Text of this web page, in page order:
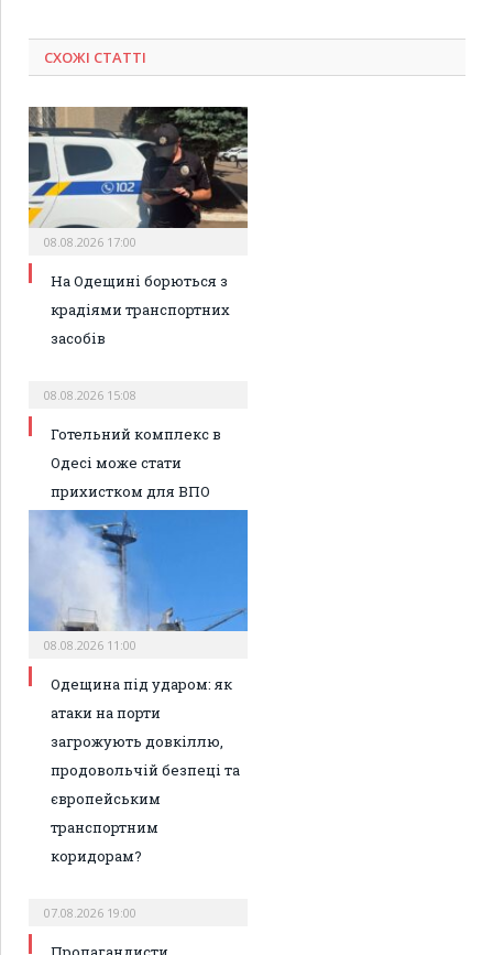
СХОЖІ СТАТТІ
08.08.2026 17:00
На Одещині борються з
крадіями транспортних
засобів
08.08.2026 15:08
Готельний комплекс в
Одесі може стати
прихистком для ВПО
08.08.2026 11:00
Одещина під ударом: як
атаки на порти
загрожують довкіллю,
продовольчій безпеці та
європейським
транспортним
коридорам?
07.08.2026 19:00